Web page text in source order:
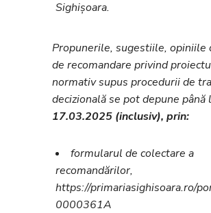
Sighișoara.
Propunerile, sugestiile, opiniile
de recomandare privind
normativ supus procedurii de
decizională se pot depune până
17.03.2025 (inclusiv), prin:
formularul de colectare a
recomandărilor,
https://primariasighisoara.ro/
0000361A